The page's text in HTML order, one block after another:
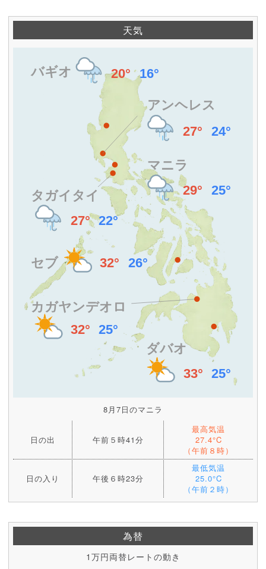
天気
8月7日のマニラ
日の出 午前５時41分
最高気温
27.4°C
（午前８時）
日の入り 午後６時23分
最低気温
25.0°C
（午前２時）
為替
1万円両替レートの動き